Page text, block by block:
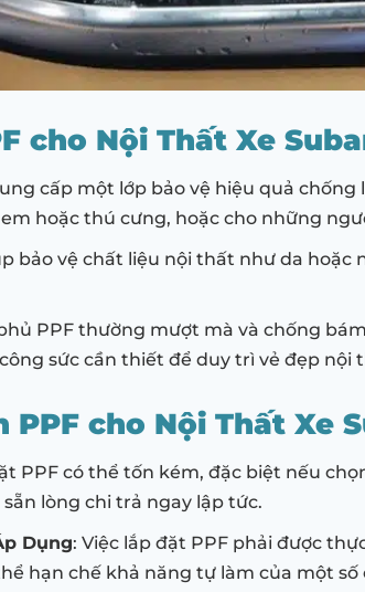
cho Nội Thất Xe
cấp một lớp bảo vệ hiệu quả
hoặc thú cưng, hoặc cho những
bảo vệ chất liệu nội thất như da hoặc
PPF thường mượt mà và chống
sức cần thiết để duy trì vẻ đẹp nội
PPF cho Nội Thất Xe
PPF có thể tốn kém, đặc biệt nếu
lòng chi trả ngay lập tức.
Dụng: Việc lắp đặt PPF phải được
hạn chế khả năng tự làm của một số